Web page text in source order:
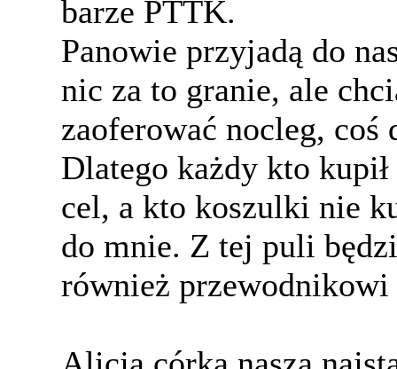
barze PTTK.
Panowie przyjadą do
nic za to granie, ale
zaoferować nocleg,
Dlatego każdy kto
cel, a kto koszulki nie
do mnie. Z tej puli
również przewodnikowi